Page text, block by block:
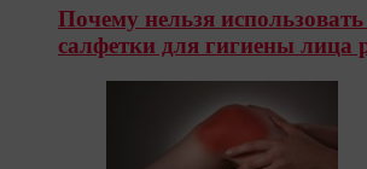
Почему нельзя
салфетки для гигиены лица